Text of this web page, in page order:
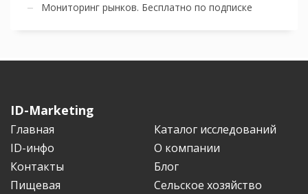
Мониторинг рынков. Бесплатно по подписке
ID-Marketing
Главная
Каталог исследований
ID-инфо
О компании
Контакты
Блог
Пищевая
Сельское хозяйство